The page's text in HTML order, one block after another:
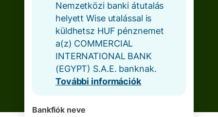
Nemzetközi banki átutalás
helyett Wise utalással is
küldhetsz HUF pénznemet
a(z) COMMERCIAL
INTERNATIONAL BANK
(EGYPT) S.A.E. banknak.
További információk
Bankfiók neve